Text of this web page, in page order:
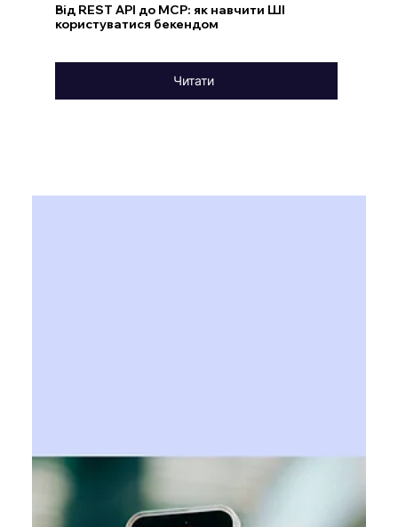
Від REST API до MCP: як навчити ШІ
користуватися бекендом
Читати